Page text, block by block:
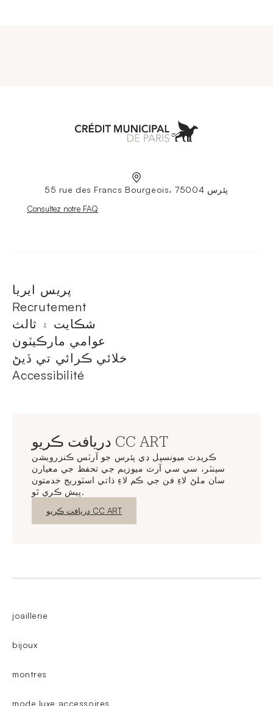
55 rue des Francs Bourgeois، 75004 پئرس
Nouvelle fenêtre
Consultez notre FAQ
پريس ايريا
Recrutement
شڪايت ۽ ثالث
عوامي مارڪيٽون
خلائي ڪرائي تي ڏيڻ
Accessibilité
دريافت ڪريو CC ART
ڪريڊٽ ميونسپل ڊي پئرس جو آرٽس ڪنزرويشن
سينٽر، سي سي آرٽ ميوزيم جي تحفظ جي معيارن
سان ملڻ لاءِ فن جي ڪم لاءِ ذاتي اسٽوريج خدمتون
پيش ڪري ٿو.
نئين ونڊو دريافت ڪريو CC ART
joaillerie
bijoux
montres
mode luxe accessoires